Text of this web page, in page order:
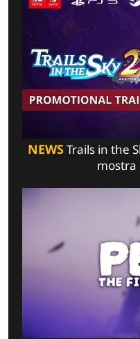
NEWSTrails in the
mostra